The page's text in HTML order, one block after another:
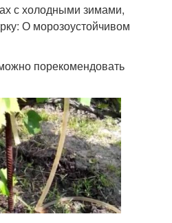
с холодными зимами,
О морозоустойчивом
порекомендовать